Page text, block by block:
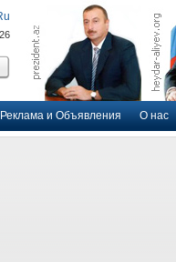
Реклама и Объявления О нас